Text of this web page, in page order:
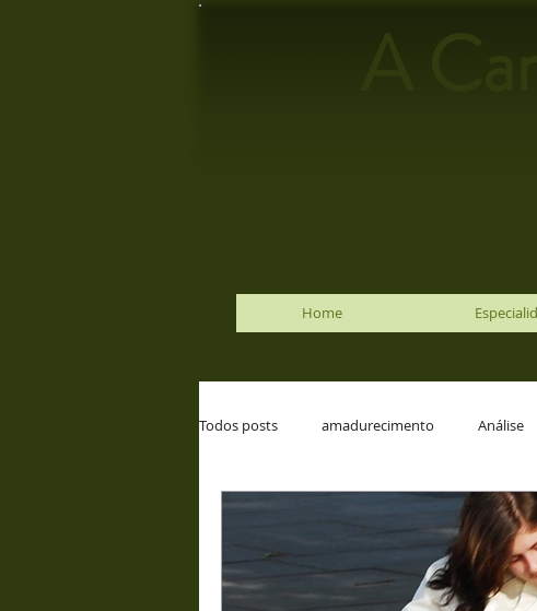
Home
Todos posts amadurecimento Análise
ansiedade a caminho da mudança
depressão Comportamento